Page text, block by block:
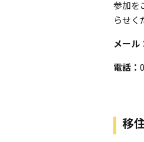
参加を
らせく
メール
電話：
移